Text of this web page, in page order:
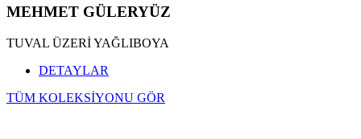
MEHMET GÜLERYÜZ
TUVAL ÜZERİ YAĞLIBOYA
DETAYLAR
TÜM KOLEKSİYONU GÖR